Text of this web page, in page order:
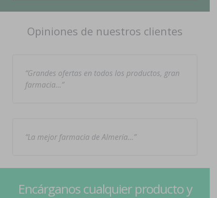
Opiniones de nuestros clientes
Grandes ofertas en todos los productos, gran
farmacia…
La mejor farmacia de Almería…
Encárganos cualquier producto y